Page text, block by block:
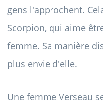
gens l'approchent.
Scorpion, qui aime
femme. Sa manière
plus envie d'elle.
Une femme Verseau